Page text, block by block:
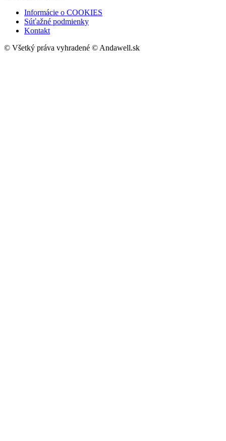
Informácie o COOKIES
Súťažné podmienky
Kontakt
© Všetký práva vyhradené © Andawell.sk